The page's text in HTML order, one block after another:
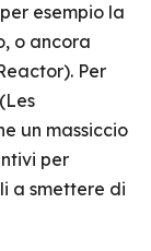
esempio la
o ancora
Per
un massiccio
per
a smettere di